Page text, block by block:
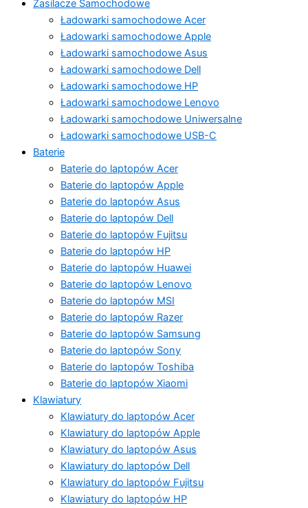
Zasilacze Samochodowe
Ładowarki samochodowe Acer
Ładowarki samochodowe Apple
Ładowarki samochodowe Asus
Ładowarki samochodowe Dell
Ładowarki samochodowe HP
Ładowarki samochodowe Lenovo
Ładowarki samochodowe Uniwersalne
Ładowarki samochodowe USB-C
Baterie
Baterie do laptopów Acer
Baterie do laptopów Apple
Baterie do laptopów Asus
Baterie do laptopów Dell
Baterie do laptopów Fujitsu
Baterie do laptopów HP
Baterie do laptopów Huawei
Baterie do laptopów Lenovo
Baterie do laptopów MSI
Baterie do laptopów Razer
Baterie do laptopów Samsung
Baterie do laptopów Sony
Baterie do laptopów Toshiba
Baterie do laptopów Xiaomi
Klawiatury
Klawiatury do laptopów Acer
Klawiatury do laptopów Apple
Klawiatury do laptopów Asus
Klawiatury do laptopów Dell
Klawiatury do laptopów Fujitsu
Klawiatury do laptopów HP